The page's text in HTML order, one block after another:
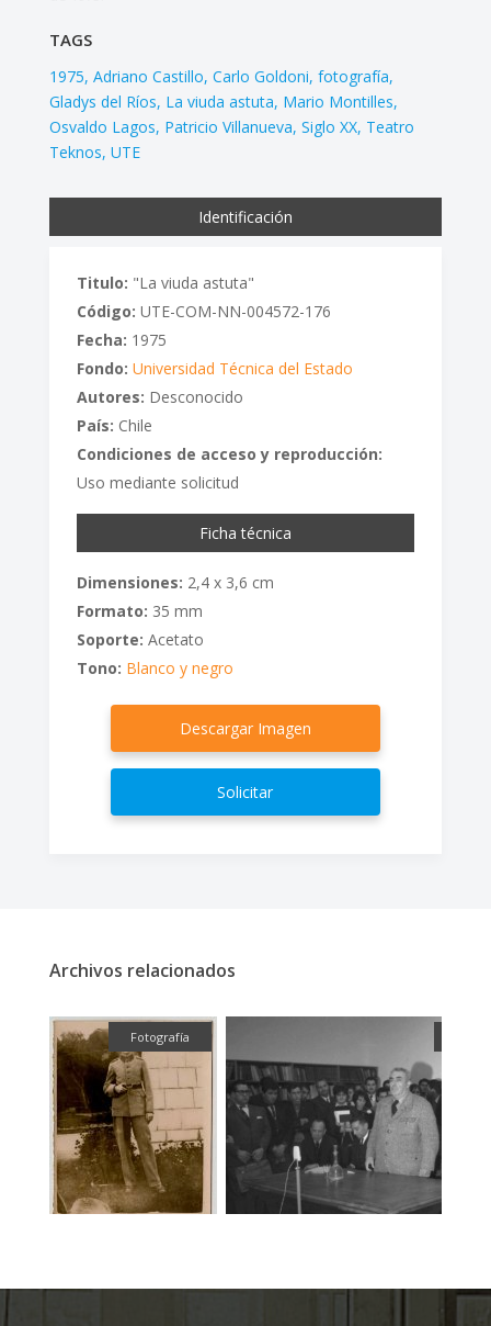
TAGS
1975 Adriano Castillo Carlo Goldoni fotografía
Gladys del Ríos La viuda astuta Mario Montilles
Osvaldo Lagos Patricio Villanueva Siglo XX Teatro
Teknos UTE
Identificación
Titulo: "La viuda astuta"
Código: UTE-COM-NN-004572-176
Fecha: 1975
Fondo: Universidad Técnica del Estado
Autores: Desconocido
País: Chile
Condiciones de acceso y reproducción:
Uso mediante solicitud
Ficha técnica
Dimensiones: 2,4 x 3,6 cm
Formato: 35 mm
Soporte: Acetato
Tono: Blanco y negro
Descargar Imagen
Solicitar
Archivos relacionados
Fotografía